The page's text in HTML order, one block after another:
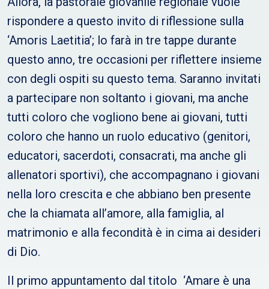
rispondere a questo invito di riflessione sulla
‘Amoris Laetitia’; lo farà in tre tappe durante
questo anno, tre occasioni per riflettere insieme
con degli ospiti su questo tema. Saranno invitati
a partecipare non soltanto i giovani, ma anche
tutti coloro che vogliono bene ai giovani, tutti
coloro che hanno un ruolo educativo (genitori,
educatori, sacerdoti, consacrati, ma anche gli
allenatori sportivi), che accompagnano i giovani
nella loro crescita e che abbiano ben presente
che la chiamata all’amore, alla famiglia, al
matrimonio e alla fecondità è in cima ai desideri
di Dio.
Il primo appuntamento dal titolo ‘Amare è una